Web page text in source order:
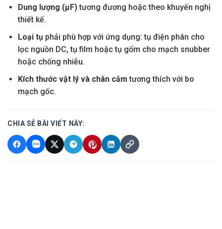
Dung lượng (µF)tương đương hoặc theo khuyến nghị
thiết kế.
Loại tụphải phù hợp với ứng dụng: tụ điện phân cho
lọc nguồn DC, tụ film hoặc tụ gốm cho mạch snubber
hoặc chống nhiễu.
Kích thước vật lý và chân cắm tương thích với bo
mạch gốc.
CHIA SẺ BÀI VIẾT NÀY: